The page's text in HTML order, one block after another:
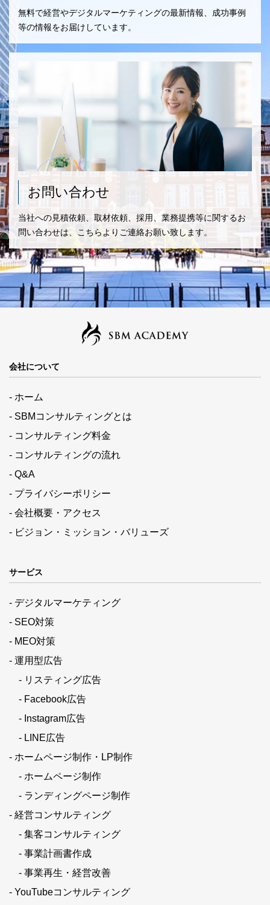
無料で経営やデジタルマーケティングの最新情報、成功事例
等の情報をお届けしています。
お問い合わせ
当社への見積依頼、取材依頼、採用、業務提携等に関するお
問い合わせは、こちらよりご連絡お願い致します。
会社について
- ホーム
- SBMコンサルティングとは
- コンサルティング料金
- コンサルティングの流れ
- Q&A
- プライバシーポリシー
- 会社概要・アクセス
- ビジョン・ミッション・バリューズ
サービス
- デジタルマーケティング
- SEO対策
- MEO対策
- 運用型広告
- リスティング広告
- Facebook広告
- Instagram広告
- LINE広告
- ホームページ制作・LP制作
- ホームページ制作
- ランディングページ制作
- 経営コンサルティング
- 集客コンサルティング
- 事業計画書作成
- 事業再生・経営改善
- YouTubeコンサルティング